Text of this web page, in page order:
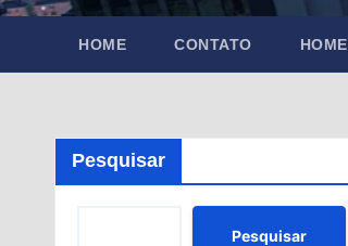
HOME CONTATO HOME
Pesquisar
Pesquisar